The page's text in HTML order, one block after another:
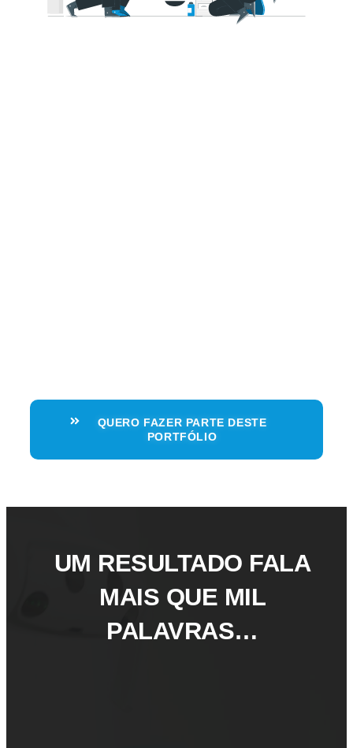
QUERO FAZER PARTE DESTE
PORTFÓLIO
UM RESULTADO FALA
MAIS QUE MIL
PALAVRAS…